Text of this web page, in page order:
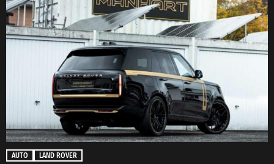
AUTO LAND ROVER